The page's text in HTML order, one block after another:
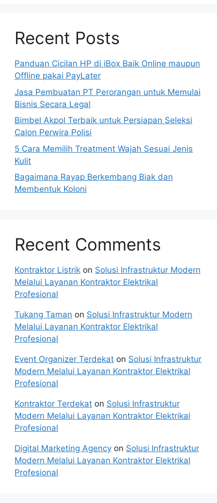
Recent Posts
Panduan Cicilan HP di iBox Baik Online maupun
Offline pakai PayLater
Jasa Pembuatan PT Perorangan untuk Memulai
Bisnis Secara Legal
Bimbel Akpol Terbaik untuk Persiapan Seleksi
Calon Perwira Polisi
5 Cara Memilih Treatment Wajah Sesuai Jenis
Kulit
Bagaimana Rayap Berkembang Biak dan
Membentuk Koloni
Recent Comments
Kontraktor Listrik on Solusi Infrastruktur Modern
Melalui Layanan Kontraktor Elektrikal
Profesional
Tukang Taman on Solusi Infrastruktur Modern
Melalui Layanan Kontraktor Elektrikal
Profesional
Event Organizer Terdekat on Solusi Infrastruktur
Modern Melalui Layanan Kontraktor Elektrikal
Profesional
Kontraktor Terdekat on Solusi Infrastruktur
Modern Melalui Layanan Kontraktor Elektrikal
Profesional
Digital Marketing Agency on Solusi Infrastruktur
Modern Melalui Layanan Kontraktor Elektrikal
Profesional